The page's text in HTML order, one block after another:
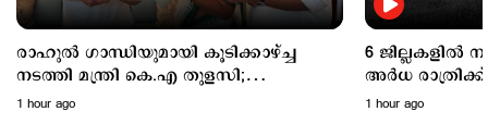
രാഹുൽ ഗാന്ധിയുമായി കൂടിക്കാഴ്ച്ച
നടത്തി മന്ത്രി കെ.എ തുളസി;
ഓണക്കോടിയും സമ്മാനിച്ചു..
1 hour ago
6 ജില്ലകളിൽ
അര്‍ധ
മഴയ്ക്ക്
1 hour ago